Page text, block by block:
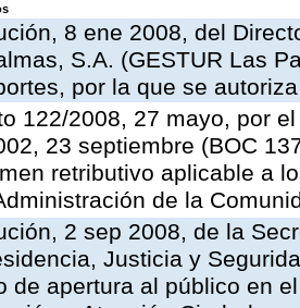
8 ene 2008, del
S.A. (GESTUR Las
por la que se
122/2008, 27 mayo, por
23 septiembre (BOC
retributivo aplicable a
de la
2 sep 2008, de la
Justicia y
de apertura al público en